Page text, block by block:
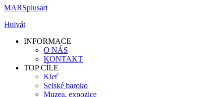
MARSplusart
Hulvát
INFORMACE
O NÁS
KONTAKT
TOP CÍLE
Kleť
Selské baroko
Muzea, expozice